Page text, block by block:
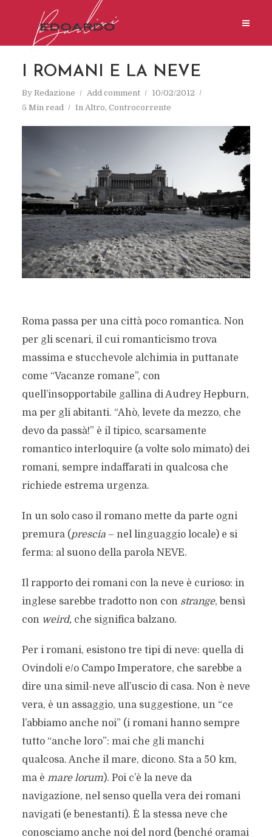
I ROMANI E LA NEVE
By Redazione Add comment
10/02/2012
5 Min read
In Altro, Controcorrente
Roma passa per una città poco romantica. Non
per gli scenari, il cui romanticismo trova
massima e stucchevole alchimia in puttanate
come “Vacanze romane”, con
quell’insopportabile gallina di Audrey Hepburn,
ma per gli abitanti. “Ahò, levete da mezzo, che
devo da passà!” è il tipico, scarsamente
romantico interloquire (a volte solo mimato) dei
romani, sempre indaffarati in qualcosa che
richiede estrema urgenza.
In un solo caso il romano mette da parte ogni
premura (prescia– nel linguaggio locale) e si
ferma: al suono della parola NEVE.
Il rapporto dei romani con la neve è curioso: in
inglese sarebbe tradotto non con strange, bensì
con weird, che significa balzano.
Per i romani, esistono tre tipi di neve: quella di
Ovindoli e/o Campo Imperatore, che sarebbe a
dire una simil-neve all’uscio di casa. Non è neve
vera, è un assaggio, una suggestione, un “ce
l’abbiamo anche noi” (i romani hanno sempre
tutto “anche loro”: mai che gli manchi
qualcosa. Anche il mare, dicono. Sta a 50 km,
ma è mare lorum). Poi c’è la neve da
navigazione, nel senso quella vera dei romani
navigati (e benestanti). È la stessa neve che
conosciamo anche noi del nord (benché oramai